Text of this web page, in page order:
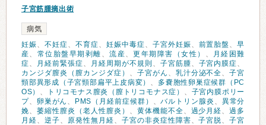
子宮筋腫摘出術
病気
妊娠、 不妊症、 不育症、 妊娠中毒症、 子宮外妊娠、 前置胎盤、早
産、 常位胎盤早期剥離 、流産、更年期障害（女性） 、
月経困難
症、 月経前緊張症、 月経周期が不規則 、 子宮筋腫、 子宮内膜症、
カンジダ膣炎（膣カンジダ症） 、 子宮がん 、 乳汁分泌不全、子宮
頸部異形成（子宮頸部扁平上皮病変） 、 多嚢胞性卵巣症候群（PC
OS） 、 トリコモナス膣炎（膣トリコモナス症） 、 子宮内膜ポリー
プ、 卵巣がん 、 PMS（月経前症候群） 、バルトリン腺炎 、 異常分
娩、 萎縮性膣炎（老人性膣炎） 、 黄体機能不全、 過少月経、過多
月経、 逆子、 原発性無月経、 子宮の非炎症性障害、子宮脱、子宮